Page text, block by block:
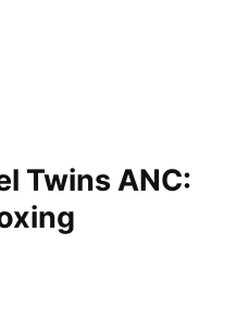
Twins ANC: